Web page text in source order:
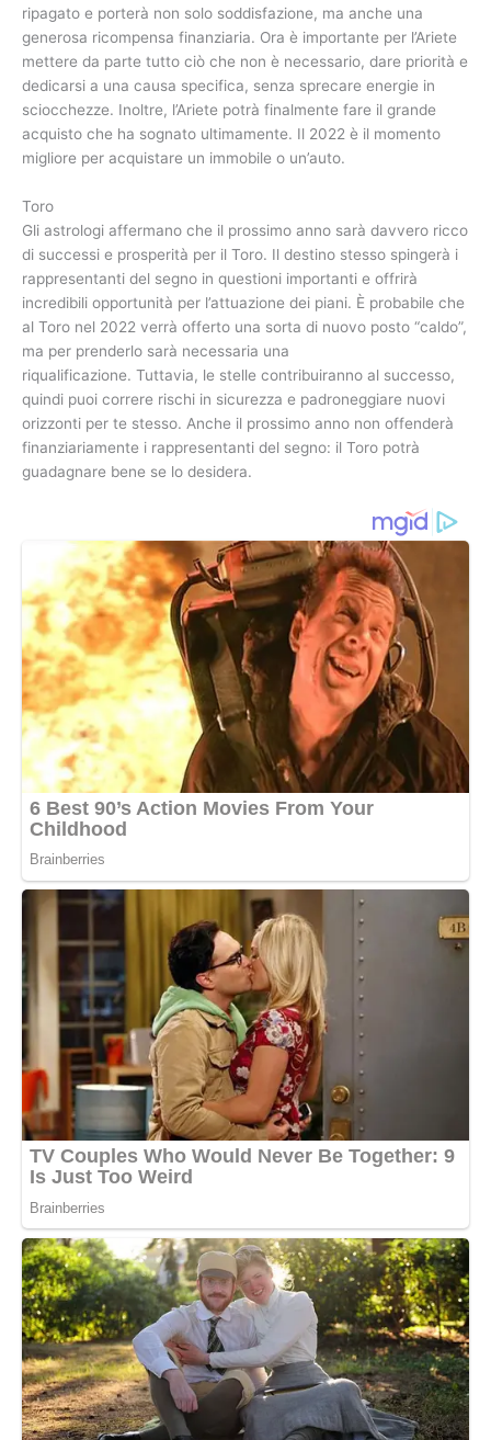
ripagato e porterà non solo soddisfazione, ma anche una
generosa ricompensa finanziaria. Ora è importante per l’Ariete
mettere da parte tutto ciò che non è necessario, dare priorità e
dedicarsi a una causa specifica, senza sprecare energie in
sciocchezze. Inoltre, l’Ariete potrà finalmente fare il grande
acquisto che ha sognato ultimamente. Il 2022 è il momento
migliore per acquistare un immobile o un’auto.
Toro
Gli astrologi affermano che il prossimo anno sarà davvero ricco
di successi e prosperità per il Toro. Il destino stesso spingerà i
rappresentanti del segno in questioni importanti e offrirà
incredibili opportunità per l’attuazione dei piani. È probabile che
al Toro nel 2022 verrà offerto una sorta di nuovo posto “caldo”,
ma per prenderlo sarà necessaria una
riqualificazione. Tuttavia, le stelle contribuiranno al successo,
quindi puoi correre rischi in sicurezza e padroneggiare nuovi
orizzonti per te stesso. Anche il prossimo anno non offenderà
finanziariamente i rappresentanti del segno: il Toro potrà
guadagnare bene se lo desidera.